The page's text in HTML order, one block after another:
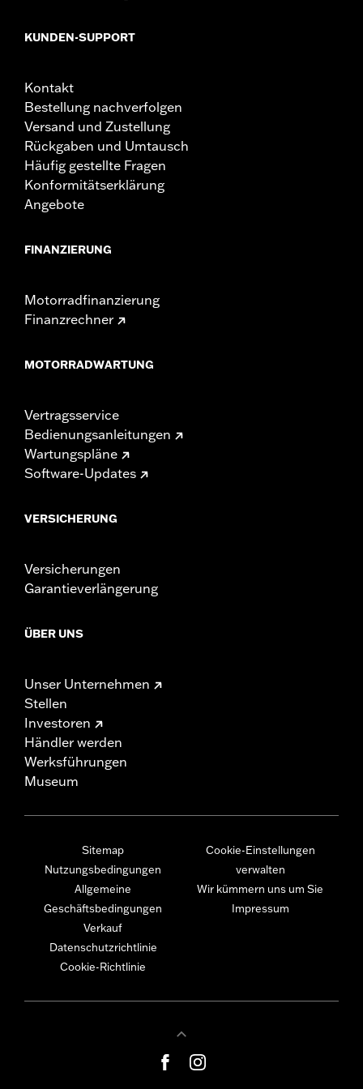
KUNDEN-SUPPORT
Kontakt
Bestellung nachverfolgen
Versand und Zustellung
Rückgaben und Umtausch
Häufig gestellte Fragen
Konformitätserklärung
Angebote
FINANZIERUNG
Motorradfinanzierung
Finanzrechner
MOTORRADWARTUNG
Vertragsservice
Bedienungsanleitungen
Wartungspläne
Software-Updates
VERSICHERUNG
Versicherungen
Garantieverlängerung
ÜBER UNS
Unser Unternehmen
Stellen
Investoren
Händler werden
Werksführungen
Museum
Sitemap
Nutzungsbedingungen
Allgemeine
Geschäftsbedingungen
Verkauf
Datenschutzrichtlinie
Cookie-Richtlinie
Cookie-Einstellungen
verwalten
Wir kümmern uns um Sie
Impressum